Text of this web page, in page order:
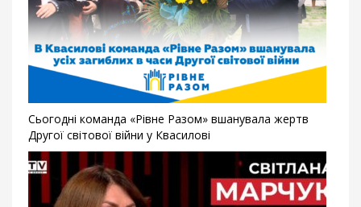
Сьогодні команда «Рівне Разом» вшанувала жертв
Другої світової війни у Квасилові